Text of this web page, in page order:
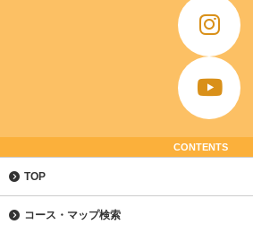
CONTENTS
TOP
コース・マップ検索